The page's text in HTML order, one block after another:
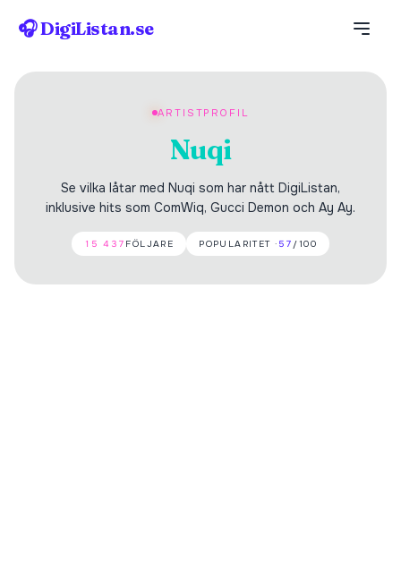
🎧 DigiListan.se
ARTISTPROFIL
Nuqi
Se vilka låtar med Nuqi som har nått DigiListan,
inklusive hits som ComWiq, Gucci Demon och Ay Ay.
15 437 FÖLJARE POPULARITET · 57 /100